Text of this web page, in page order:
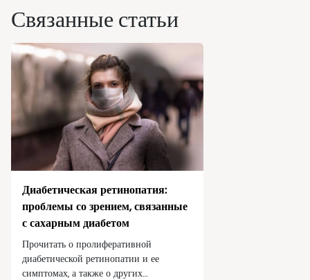
Симптомы
Здоровье зрения
Безопасность и профилактика зрения
Проверка зрения
Родители и дети
Питомцы и животные
Зрение и безопасность на дороге
Связанные статьи
Диабетическая ретинопатия:
проблемы со зрением, связанные
с сахарным диабетом
Прочитать о пролиферативной
диабетической ретинопатии и ее
симптомах, а также о других